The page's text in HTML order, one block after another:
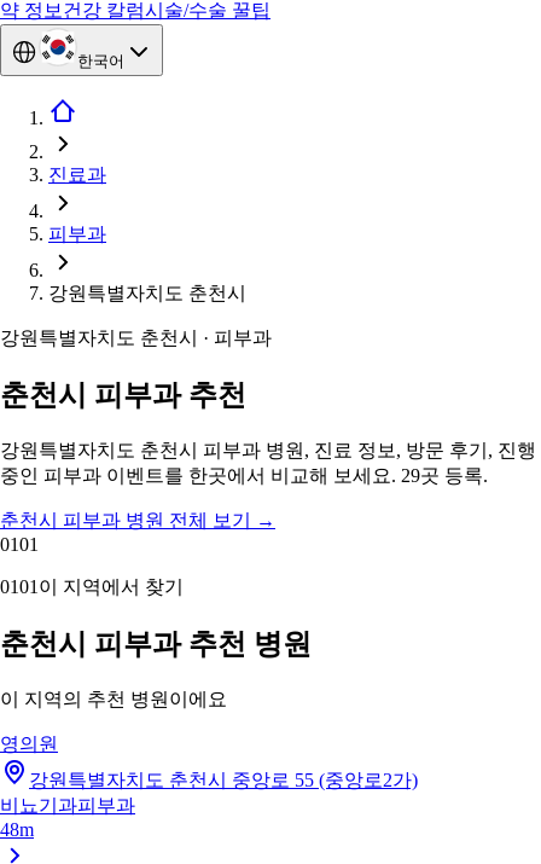
약 정보 건강 칼럼시술/수술 꿀팁
한국어
진료과
피부과
강원특별자치도 춘천시
강원특별자치도 춘천시 · 피부과
춘천시 피부과 추천
강원특별자치도 춘천시 피부과 병원, 진료 정보, 방문 후기, 진행
중인 피부과 이벤트를 한곳에서 비교해 보세요. 29곳 등록.
춘천시 피부과 병원 전체 보기
→
0101
0101 이 지역에서 찾기
춘천시 피부과 추천 병원
이 지역의 추천 병원이에요
영의원
강원특별자치도 춘천시 중앙로 55 (중앙로2가)
비뇨기과피부과
48m